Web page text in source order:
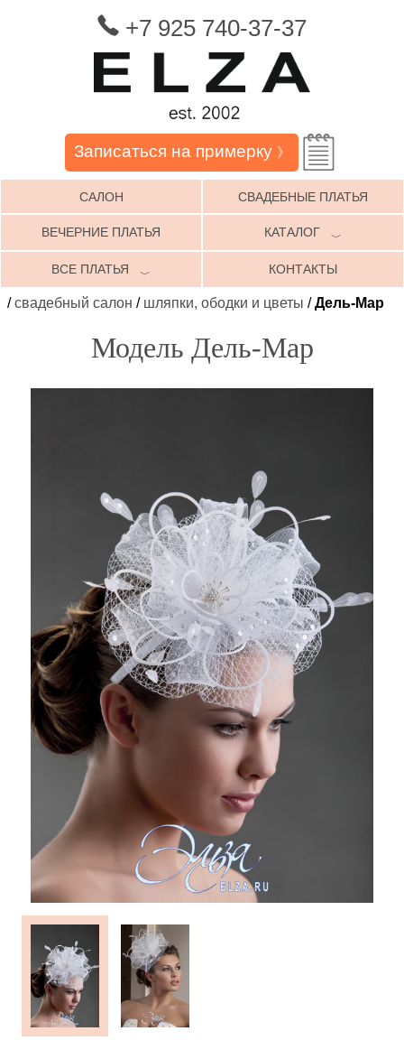
+7 925 740-37-37
Записаться на примерку 》
САЛОН СВАДЕБНЫЕ ПЛАТЬЯ
ВЕЧЕРНИЕ ПЛАТЬЯ КАТАЛОГ ﹀
ВСЕ ПЛАТЬЯ ﹀ КОНТАКТЫ
/свадебный салон / шляпки, ободки и цветы /Дель-Мар
Модель Дель-Мар